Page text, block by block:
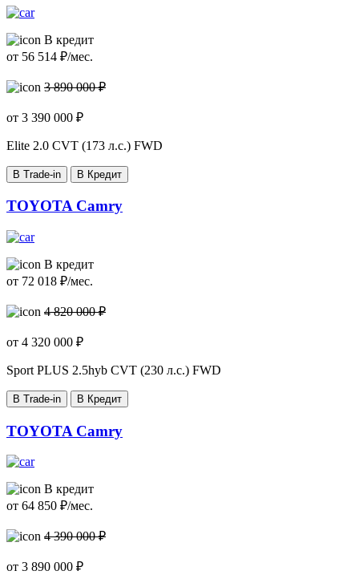
В кредит
от 56 514 ₽/мес.
3 890 000 ₽
от 3 390 000 ₽
Elite 2.0 CVT (173 л.с.) FWD
В Trade-in В Кредит
TOYOTA Camry
В кредит
от 72 018 ₽/мес.
4 820 000 ₽
от 4 320 000 ₽
Sport PLUS 2.5hyb CVT (230 л.с.) FWD
В Trade-in В Кредит
TOYOTA Camry
В кредит
от 64 850 ₽/мес.
4 390 000 ₽
от 3 890 000 ₽